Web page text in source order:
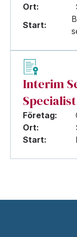
Ort:
Start:
Interim
Specialist
Företag:
Ort:
Start: